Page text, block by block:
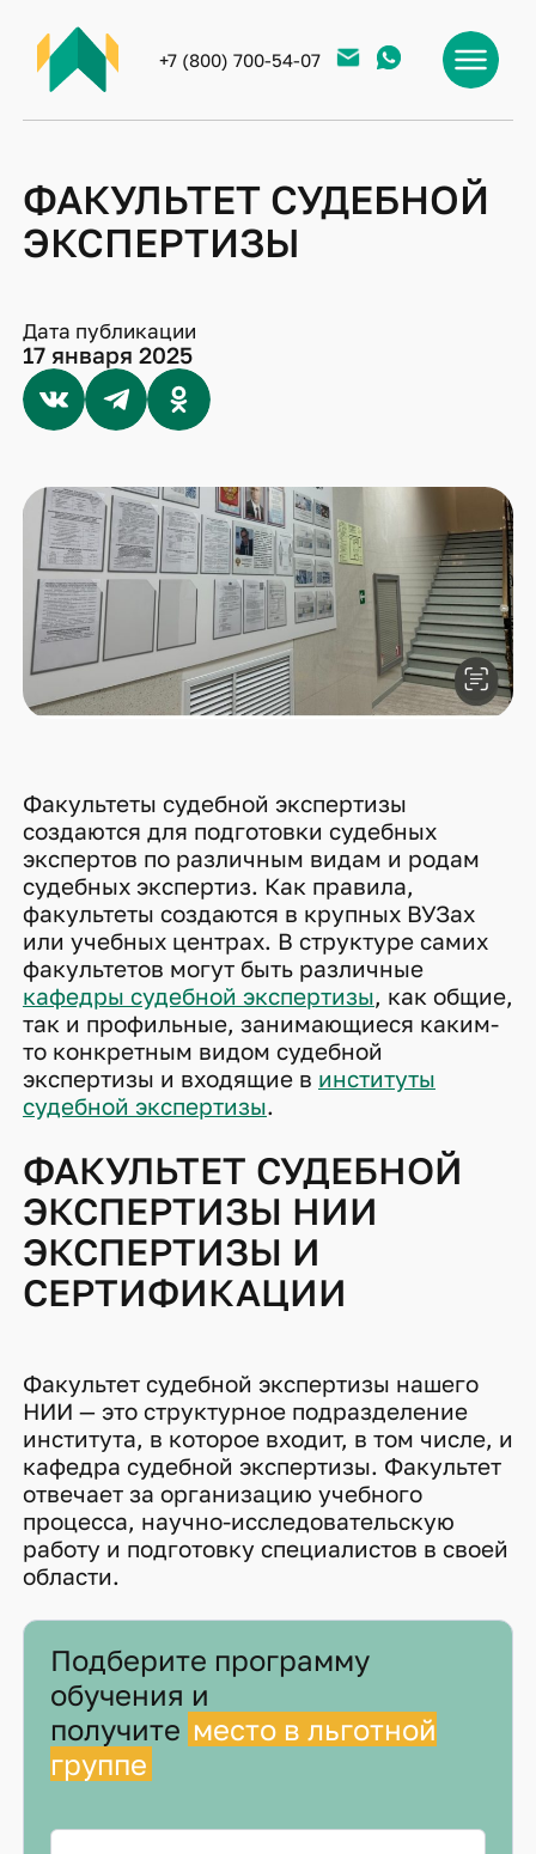
+7 (800) 700-54-07
ФАКУЛЬТЕТ СУДЕБНОЙ
ЭКСПЕРТИЗЫ
Дата публикации
17 января 2025
Факультеты судебной экспертизы
создаются для подготовки судебных
экспертов по различным видам и родам
судебных экспертиз. Как правила,
факультеты создаются в крупных ВУЗах
или учебных центрах. В структуре самих
факультетов могут быть различные
кафедры судебной экспертизы, как общие,
так и профильные, занимающиеся каким-
то конкретным видом судебной
экспертизы и входящие в институты
судебной экспертизы.
ФАКУЛЬТЕТ СУДЕБНОЙ
ЭКСПЕРТИЗЫ НИИ
ЭКСПЕРТИЗЫ И
СЕРТИФИКАЦИИ
Факультет судебной экспертизы нашего
НИИ — это структурное подразделение
института, в которое входит, в том числе, и
кафедра судебной экспертизы. Факультет
отвечает за организацию учебного
процесса, научно-исследовательскую
работу и подготовку специалистов в своей
области.
Подберите программу
обучения и
получите место в льготной
группе